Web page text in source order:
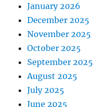
January 2026
December 2025
November 2025
October 2025
September 2025
August 2025
July 2025
June 2025